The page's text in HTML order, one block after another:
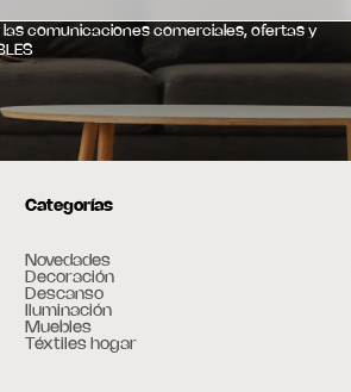
comunicaciones comerciales, ofertas y
Categorías
Novedades
Decoración
Descanso
Iluminación
Muebles
Téxtiles hogar